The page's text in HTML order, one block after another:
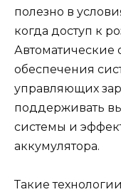
полезно в
когда доступ к
Автоматические
обеспечения
управляющих
поддерживать
системы и
аккумулятора.
Такие